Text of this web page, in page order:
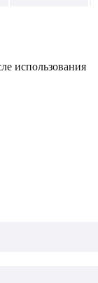
использования